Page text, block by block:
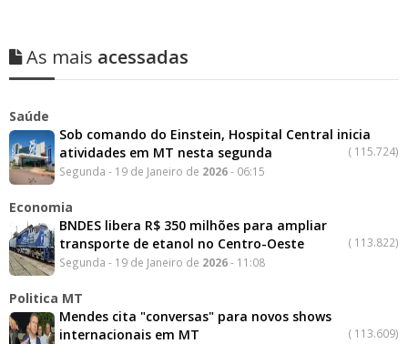
As mais acessadas
Saúde
Sob comando do Einstein, Hospital Central inicia
atividades em MT nesta segunda
( 115.724)
Segunda - 19 de Janeiro de 2026- 06:15
Economia
BNDES libera R$ 350 milhões para ampliar
transporte de etanol no Centro-Oeste
( 113.822)
Segunda - 19 de Janeiro de 2026- 11:08
Politica MT
Mendes cita "conversas" para novos shows
internacionais em MT
( 113.609)